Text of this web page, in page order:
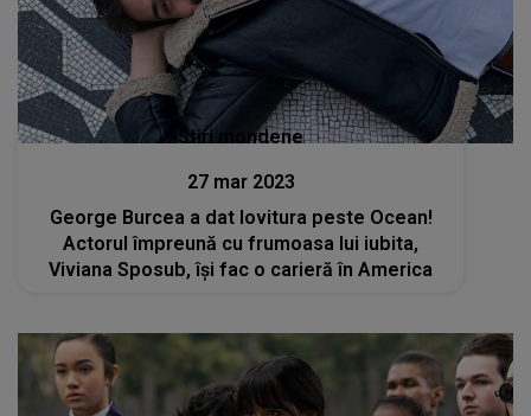
Stiri mondene
27 mar 2023
George Burcea a dat lovitura peste Ocean!
Actorul împreună cu frumoasa lui iubita,
Viviana Sposub, își fac o carieră în America